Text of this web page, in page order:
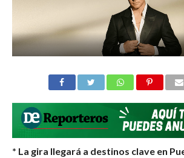
* La gira llegará a destinos clave en